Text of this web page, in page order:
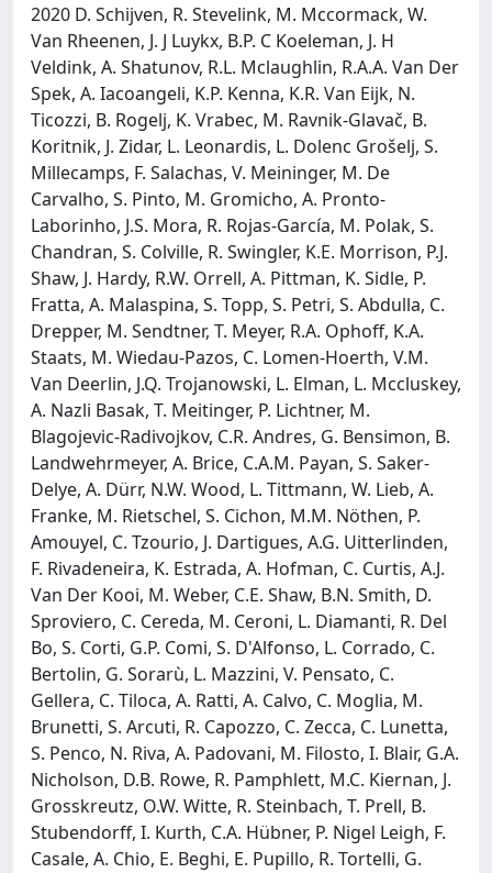
2020 D. Schijven, R. Stevelink, M. Mccormack, W.
Van Rheenen, J. J Luykx, B.P. C Koeleman, J. H
Veldink, A. Shatunov, R.L. Mclaughlin, R.A.A. Van Der
Spek, A. Iacoangeli, K.P. Kenna, K.R. Van Eijk, N.
Ticozzi, B. Rogelj, K. Vrabec, M. Ravnik-Glavač, B.
Koritnik, J. Zidar, L. Leonardis, L. Dolenc Grošelj, S.
Millecamps, F. Salachas, V. Meininger, M. De
Carvalho, S. Pinto, M. Gromicho, A. Pronto-
Laborinho, J.S. Mora, R. Rojas-García, M. Polak, S.
Chandran, S. Colville, R. Swingler, K.E. Morrison, P.J.
Shaw, J. Hardy, R.W. Orrell, A. Pittman, K. Sidle, P.
Fratta, A. Malaspina, S. Topp, S. Petri, S. Abdulla, C.
Drepper, M. Sendtner, T. Meyer, R.A. Ophoff, K.A.
Staats, M. Wiedau-Pazos, C. Lomen-Hoerth, V.M.
Van Deerlin, J.Q. Trojanowski, L. Elman, L. Mccluskey,
A. Nazli Basak, T. Meitinger, P. Lichtner, M.
Blagojevic-Radivojkov, C.R. Andres, G. Bensimon, B.
Landwehrmeyer, A. Brice, C.A.M. Payan, S. Saker-
Delye, A. Dürr, N.W. Wood, L. Tittmann, W. Lieb, A.
Franke, M. Rietschel, S. Cichon, M.M. Nöthen, P.
Amouyel, C. Tzourio, J. Dartigues, A.G. Uitterlinden,
F. Rivadeneira, K. Estrada, A. Hofman, C. Curtis, A.J.
Van Der Kooi, M. Weber, C.E. Shaw, B.N. Smith, D.
Sproviero, C. Cereda, M. Ceroni, L. Diamanti, R. Del
Bo, S. Corti, G.P. Comi, S. D'Alfonso, L. Corrado, C.
Bertolin, G. Sorarù, L. Mazzini, V. Pensato, C.
Gellera, C. Tiloca, A. Ratti, A. Calvo, C. Moglia, M.
Brunetti, S. Arcuti, R. Capozzo, C. Zecca, C. Lunetta,
S. Penco, N. Riva, A. Padovani, M. Filosto, I. Blair, G.A.
Nicholson, D.B. Rowe, R. Pamphlett, M.C. Kiernan, J.
Grosskreutz, O.W. Witte, R. Steinbach, T. Prell, B.
Stubendorff, I. Kurth, C.A. Hübner, P. Nigel Leigh, F.
Casale, A. Chio, E. Beghi, E. Pupillo, R. Tortelli, G.